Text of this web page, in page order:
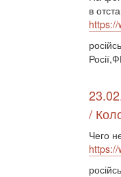
в
/
Чего